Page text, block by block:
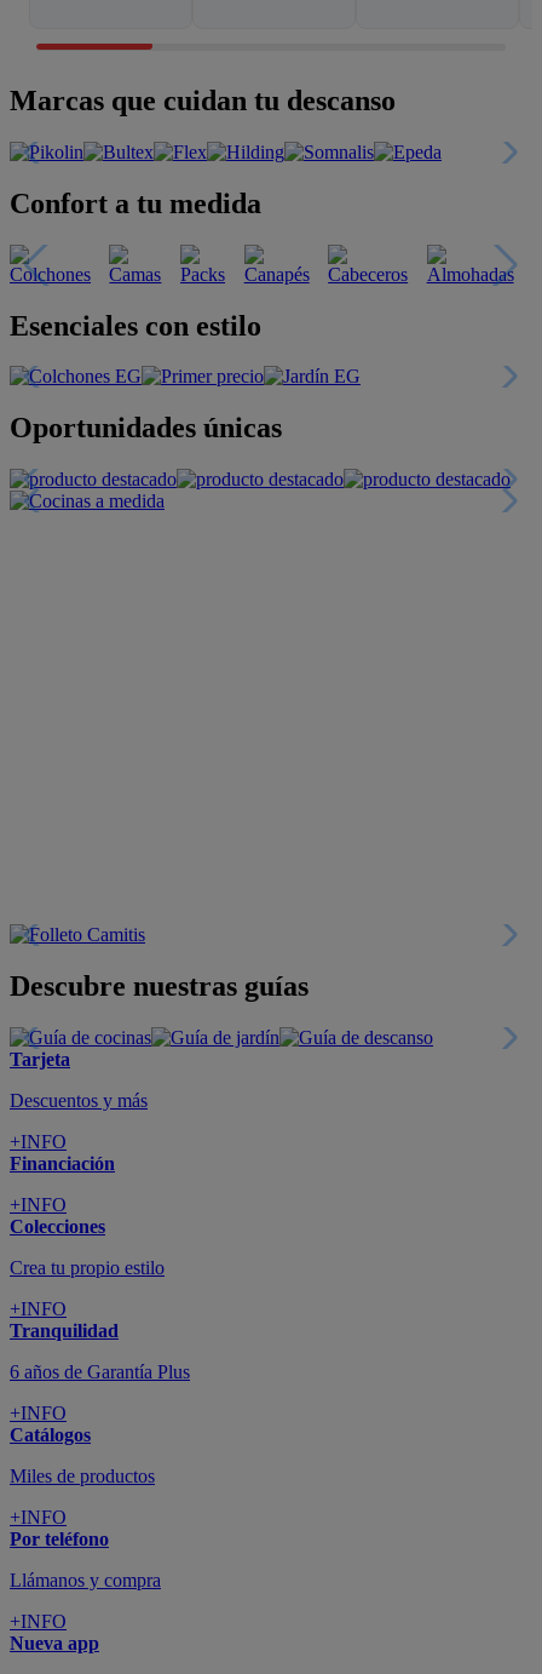
Marcas que cuidan tu descanso
Confort a tu medida
Esenciales con estilo
Oportunidades únicas
Descubre nuestras guías
Tarjeta
Descuentos y más
+INFO
Financiación
+INFO
Colecciones
Crea tu propio estilo
+INFO
Tranquilidad
6 años de Garantía Plus
+INFO
Catálogos
Miles de productos
+INFO
Por teléfono
Llámanos y compra
+INFO
Nueva app